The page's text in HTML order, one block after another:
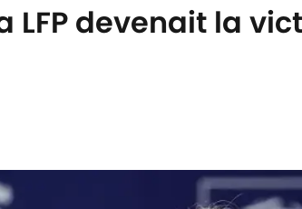
LFP devenait la